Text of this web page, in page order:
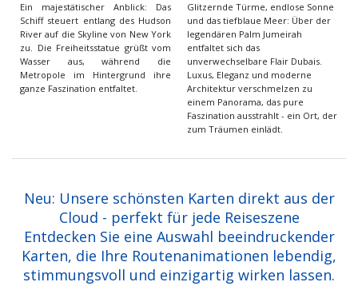
Ein majestätischer Anblick: Das
Schiff steuert entlang des Hudson
River auf die Skyline von New York
zu. Die Freiheitsstatue grüßt vom
Wasser aus, während die
Metropole im Hintergrund ihre
ganze Faszination entfaltet.
Glitzernde Türme, endlose Sonne
und das tiefblaue Meer: Über der
legendären Palm Jumeirah
entfaltet sich das
unverwechselbare Flair Dubais.
Luxus, Eleganz und moderne
Architektur verschmelzen zu
einem Panorama, das pure
Faszination ausstrahlt - ein Ort, der
zum Träumen einlädt.
Neu: Unsere schönsten Karten direkt aus der
Cloud - perfekt für jede Reiseszene
Entdecken Sie eine Auswahl beeindruckender
Karten, die Ihre Routenanimationen lebendig,
stimmungsvoll und einzigartig wirken lassen.